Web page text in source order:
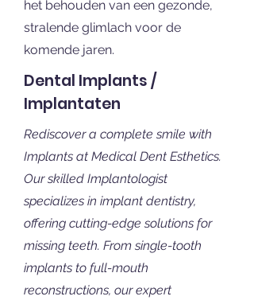
het behouden van een gezonde,
stralende glimlach voor de
komende jaren.
Dental Implants /
Implantaten
Rediscover a complete smile with
Implants at Medical Dent Esthetics.
Our skilled Implantologist
specializes in implant dentistry,
offering cutting-edge solutions for
missing teeth. From single-tooth
implants to full-mouth
reconstructions, our expert